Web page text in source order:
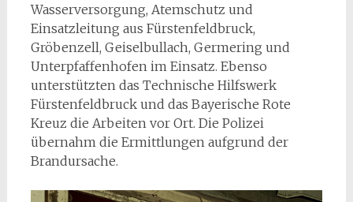
Wasserversorgung, Atemschutz und
Einsatzleitung aus Fürstenfeldbruck,
Gröbenzell, Geiselbullach, Germering und
Unterpfaffenhofen im Einsatz. Ebenso
unterstützten das Technische Hilfswerk
Fürstenfeldbruck und das Bayerische Rote
Kreuz die Arbeiten vor Ort. Die Polizei
übernahm die Ermittlungen aufgrund der
Brandursache.